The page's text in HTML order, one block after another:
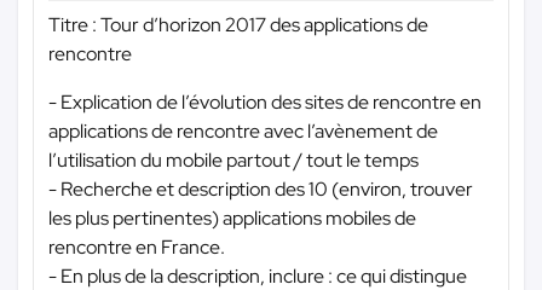
Titre : Tour d’horizon 2017 des applications de
rencontre
- Explication de l’évolution des sites de rencontre en
applications de rencontre avec l’avènement de
l’utilisation du mobile partout / tout le temps
- Recherche et description des 10 (environ, trouver
les plus pertinentes) applications mobiles de
rencontre en France.
- En plus de la description, inclure : ce qui distingue